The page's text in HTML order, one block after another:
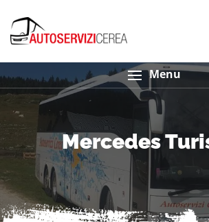
Menu
Mercedes